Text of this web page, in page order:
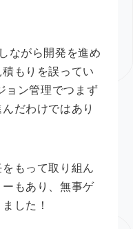
ながら開発を進め
もりを誤ってい
ョン管理でつまず
だわけではあり
もって取り組ん
もあり、無事ゲ
した！